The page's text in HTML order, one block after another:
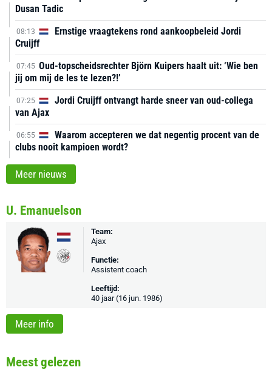
Dusan Tadic
08:13
Ernstige vraagtekens rond aankoopbeleid Jordi
Cruijff
07:45 Oud-topscheidsrechter Björn Kuipers haalt uit: ‘Wie ben
jij om mij de les te lezen?!’
07:25
Jordi Cruijff ontvangt harde sneer van oud-collega
van Ajax
06:55
Waarom accepteren we dat negentig procent van de
clubs nooit kampioen wordt?
Meer nieuws
U. Emanuelson
Team:
Ajax
Functie:
Assistent coach
Leeftijd:
40 jaar (16 jun. 1986)
Meer info
Meest gelezen